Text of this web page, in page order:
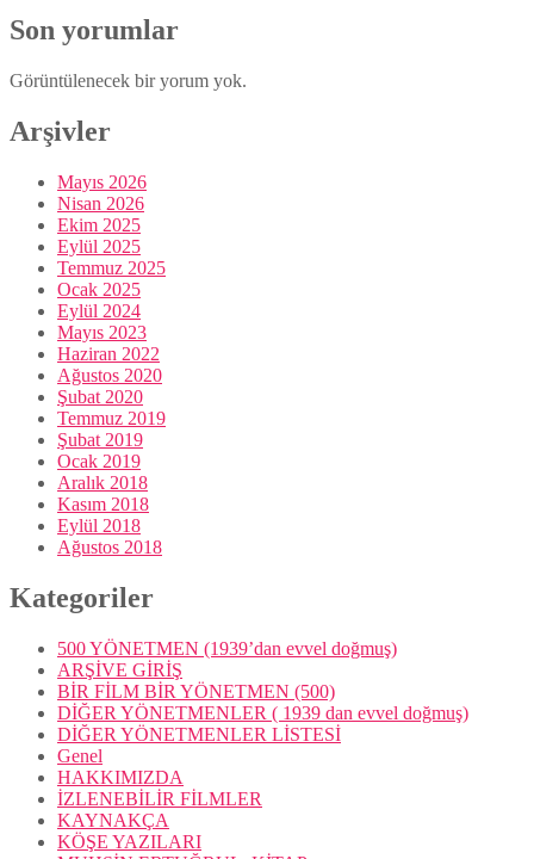
Son yorumlar
Görüntülenecek bir yorum yok.
Arşivler
Mayıs 2026
Nisan 2026
Ekim 2025
Eylül 2025
Temmuz 2025
Ocak 2025
Eylül 2024
Mayıs 2023
Haziran 2022
Ağustos 2020
Şubat 2020
Temmuz 2019
Şubat 2019
Ocak 2019
Aralık 2018
Kasım 2018
Eylül 2018
Ağustos 2018
Kategoriler
500 YÖNETMEN (1939’dan evvel doğmuş)
ARŞİVE GİRİŞ
BİR FİLM BİR YÖNETMEN (500)
DİĞER YÖNETMENLER ( 1939 dan evvel doğmuş)
DİĞER YÖNETMENLER LİSTESİ
Genel
HAKKIMIZDA
İZLENEBİLİR FİLMLER
KAYNAKÇA
KÖŞE YAZILARI